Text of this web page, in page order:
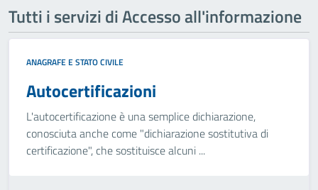
Tutti i servizi di Accesso all'informazione
ANAGRAFE E STATO CIVILE
Autocertificazioni
L'autocertificazione è una semplice dichiarazione,
conosciuta anche come "dichiarazione sostitutiva di
certificazione", che sostituisce alcuni ...